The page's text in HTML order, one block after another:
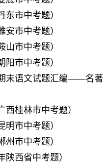
东市中考题）
安市中考题）
山市中考题）
阳市中考题）
末语文试题汇编——名著
西桂林市中考题）
明市中考题）
州市中考题）
陕西省中考题）